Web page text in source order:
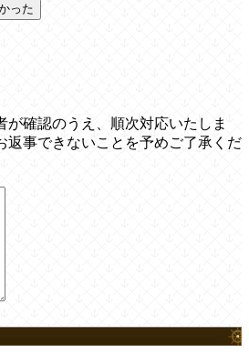
った
が確認のうえ、順次対応いたしま
返事できないことを予めご了承くだ